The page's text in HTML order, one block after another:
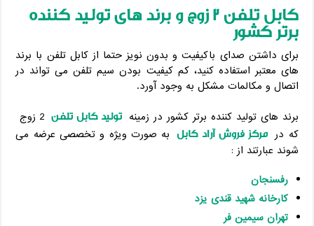
کابل تلفن 2 زوج و برند های تولید کننده
برتر کشور
برای داشتن صدای باکیفیت و بدون نویز حتما از کابل تلفن با برند
های معتبر استفاده کنید، کم کیفیت بودن سیم تلفن می تواند در
اتصال و مکالمات مشکل به وجود آورد.
برند های تولید کننده برتر کشور در زمینه تولید کابل تلفن
2 زوج
که در مرکز فروش آراد کابل به صورت ویژه و تخصصی عرضه می
شوند عبارتند از :
رفسنجان
کارخانه شهید قندی یزد
تهران سیمین فر